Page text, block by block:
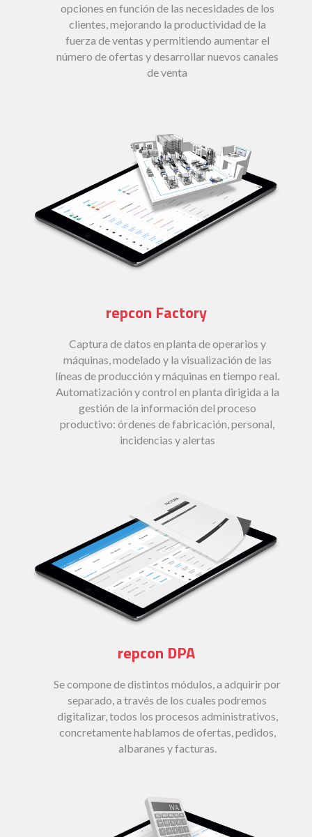
opciones en función de las necesidades de los
clientes, mejorando la productividad de la
fuerza de ventas y permitiendo aumentar el
número de ofertas y desarrollar nuevos canales
de venta
repcon Factory
Captura de datos en planta de operarios y
máquinas, modelado y la visualización de las
líneas de producción y máquinas en tiempo real.
Automatización y control en planta dirigida a la
gestión de la información del proceso
productivo: órdenes de fabricación, personal,
incidencias y alertas
repcon DPA
Se compone de distintos módulos, a adquirir por
separado, a través de los cuales podremos
digitalizar, todos los procesos administrativos,
concretamente hablamos de ofertas, pedidos,
albaranes y facturas.